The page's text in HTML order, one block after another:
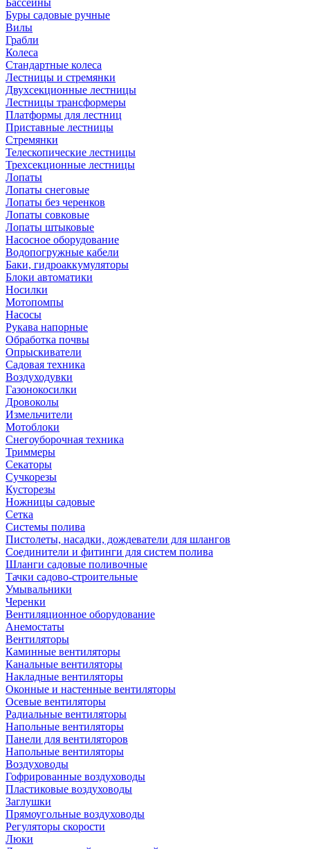
Бассейны
Буры садовые ручные
Вилы
Грабли
Колеса
Стандартные колеса
Лестницы и стремянки
Двухсекционные лестницы
Лестницы трансформеры
Платформы для лестниц
Приставные лестницы
Стремянки
Телескопические лестницы
Трехсекционные лестницы
Лопаты
Лопаты снеговые
Лопаты без черенков
Лопаты совковые
Лопаты штыковые
Насосное оборудование
Водопогружные кабели
Баки, гидроаккумуляторы
Блоки автоматики
Носилки
Мотопомпы
Насосы
Рукава напорные
Обработка почвы
Опрыскиватели
Садовая техника
Воздуходувки
Газонокосилки
Дровоколы
Измельчители
Мотоблоки
Снегоуборочная техника
Триммеры
Секаторы
Сучкорезы
Кусторезы
Ножницы садовые
Сетка
Системы полива
Пистолеты, насадки, дождеватели для шлангов
Соединители и фитинги для систем полива
Шланги садовые поливочные
Тачки садово-строительные
Умывальники
Черенки
Вентиляционное оборудование
Анемостаты
Вентиляторы
Каминные вентиляторы
Канальные вентиляторы
Накладные вентиляторы
Оконные и настенные вентиляторы
Осевые вентиляторы
Радиальные вентиляторы
Напольные вентиляторы
Панели для вентиляторов
Напольные вентиляторы
Воздуховоды
Гофрированные воздуховоды
Пластиковые воздуховоды
Заглушки
Прямоугольные воздуховоды
Регуляторы скорости
Люки